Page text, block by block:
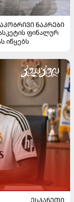
ᲜᲐᲙᲠᲔᲑᲘ
ფინალურ
იწყებს
ᲔᲡᲞᲐᲜᲔᲗᲘ